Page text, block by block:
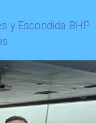
y Escondida BHP